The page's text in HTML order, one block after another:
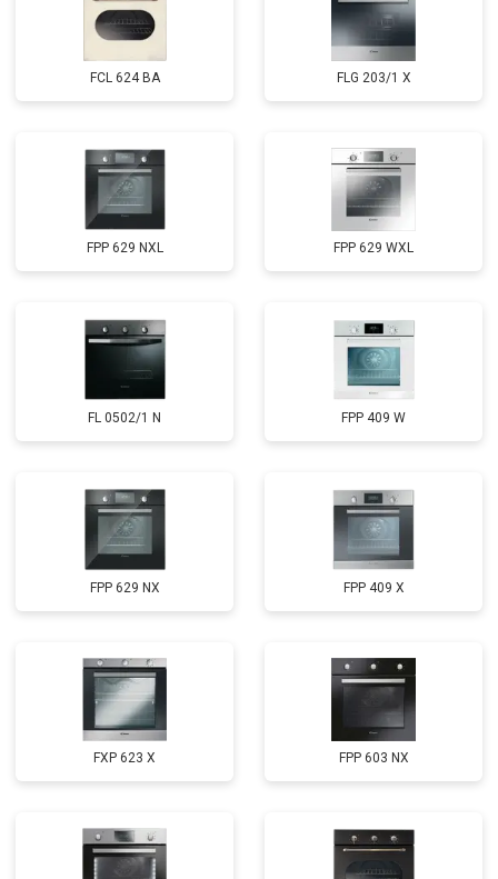
FCL 624 BA FLG 203/1 X
FPP 629 NXL FPP 629 WXL
FL 0502/1 N FPP 409 W
FPP 629 NX FPP 409 X
FXP 623 X FPP 603 NX